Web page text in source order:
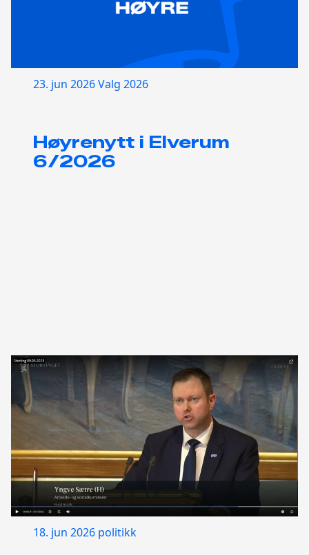
23. jun 2026Valg 2026
Høyrenytt i Elverum
6/2026
18. jun 2026 politikk